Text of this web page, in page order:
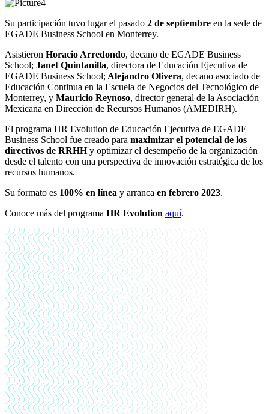
Su participación tuvo lugar el pasado 2 de septiembre en la sede de
EGADE Business School en Monterrey.
Asistieron Horacio Arredondo, decano de EGADE Business
School; Janet Quintanilla, directora de Educación Ejecutiva de
EGADE Business School;Alejandro Olivera, decano asociado de
Educación Continua en la Escuela de Negocios del Tecnológico de
Monterrey, y Mauricio Reynoso, director general de la Asociación
Mexicana en Dirección de Recursos Humanos (AMEDIRH).
El programa HR Evolution de Educación Ejecutiva de EGADE
Business School fue creado para maximizar el potencial de los
directivos de RRHHy optimizar el desempeño de la organización
desde el talento con una perspectiva de innovación estratégica de los
recursos humanos.
Su formato es 100% en línea y arranca en febrero 2023.
Conoce más del programa HR Evolution aquí.